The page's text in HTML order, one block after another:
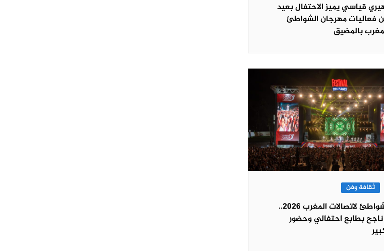
قياسي يميز الاحتفال بعيد
فعاليات مهرجان الشواطئ
بالمضيق
ثقافة وفن
مهرجان الشواطئ لاتصالات المغرب 2026..
بطابع احتفالي وحضور